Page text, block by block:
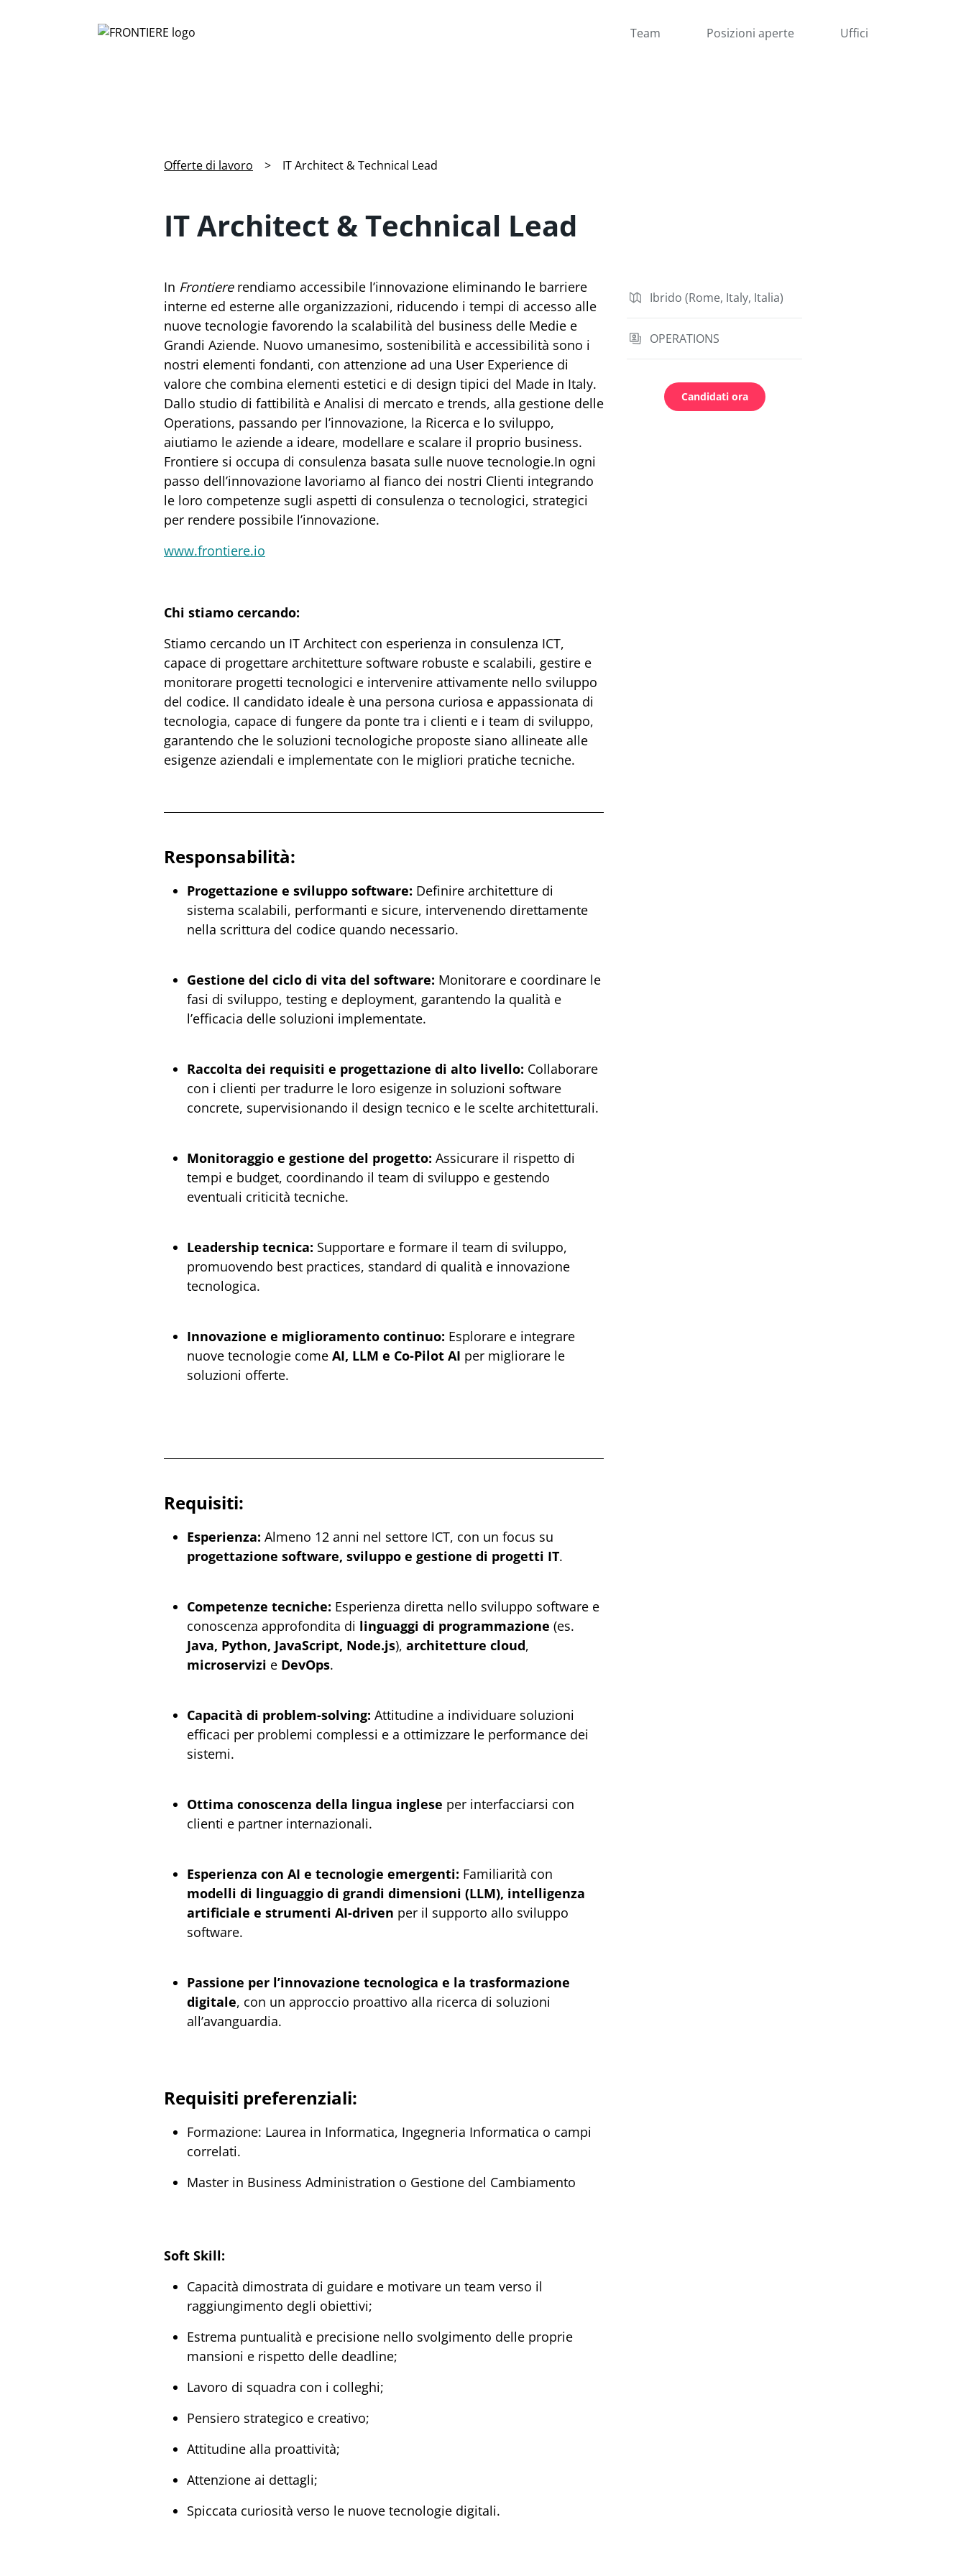
Team Posizioni aperte Uffici
Offerte di lavoro > IT Architect & Technical Lead
IT Architect & Technical Lead
In Frontiererendiamo accessibile l’innovazione eliminando le barriere
interne ed esterne alle organizzazioni, riducendo i tempi di accesso alle
nuove tecnologie favorendo la scalabilità del business delle Medie e
Grandi Aziende. Nuovo umanesimo, sostenibilità e accessibilità sono i
nostri elementi fondanti, con attenzione ad una User Experience di
valore che combina elementi estetici e di design tipici del Made in Italy.
Dallo studio di fattibilità e Analisi di mercato e trends, alla gestione delle
Operations, passando per l’innovazione, la Ricerca e lo sviluppo,
aiutiamo le aziende a ideare, modellare e scalare il proprio business.
Frontiere si occupa di consulenza basata sulle nuove tecnologie.In ogni
passo dell’innovazione lavoriamo al fianco dei nostri Clienti integrando
le loro competenze sugli aspetti di consulenza o tecnologici, strategici
per rendere possibile l’innovazione.
www.frontiere.io
Chi stiamo cercando:
Stiamo cercando un IT Architect con esperienza in consulenza ICT,
capace di progettare architetture software robuste e scalabili, gestire e
monitorare progetti tecnologici e intervenire attivamente nello sviluppo
del codice. Il candidato ideale è una persona curiosa e appassionata di
tecnologia, capace di fungere da ponte tra i clienti e i team di sviluppo,
garantendo che le soluzioni tecnologiche proposte siano allineate alle
esigenze aziendali e implementate con le migliori pratiche tecniche.
Responsabilità:
Progettazione e sviluppo software: Definire architetture di
sistema scalabili, performanti e sicure, intervenendo direttamente
nella scrittura del codice quando necessario.
Gestione del ciclo di vita del software: Monitorare e coordinare le
fasi di sviluppo, testing e deployment, garantendo la qualità e
l’efficacia delle soluzioni implementate.
Raccolta dei requisiti e progettazione di alto livello: Collaborare
con i clienti per tradurre le loro esigenze in soluzioni software
concrete, supervisionando il design tecnico e le scelte architetturali.
Monitoraggio e gestione del progetto: Assicurare il rispetto di
tempi e budget, coordinando il team di sviluppo e gestendo
eventuali criticità tecniche.
Leadership tecnica: Supportare e formare il team di sviluppo,
promuovendo best practices, standard di qualità e innovazione
tecnologica.
Innovazione e miglioramento continuo: Esplorare e integrare
nuove tecnologie come AI, LLM e Co-Pilot AI per migliorare le
soluzioni offerte.
Requisiti:
Esperienza: Almeno 12 anni nel settore ICT, con un focus su
progettazione software, sviluppo e gestione di progetti IT.
Competenze tecniche: Esperienza diretta nello sviluppo software e
conoscenza approfondita di linguaggi di programmazione (es.
Java, Python, JavaScript, Node.js), architetture cloud,
microservizi e DevOps.
Capacità di problem-solving: Attitudine a individuare soluzioni
efficaci per problemi complessi e a ottimizzare le performance dei
sistemi.
Ottima conoscenza della lingua inglese per interfacciarsi con
clienti e partner internazionali.
Esperienza con AI e tecnologie emergenti: Familiarità con
modelli di linguaggio di grandi dimensioni (LLM), intelligenza
artificiale e strumenti AI-driven per il supporto allo sviluppo
software.
Passione per l’innovazione tecnologica e la trasformazione
digitale, con un approccio proattivo alla ricerca di soluzioni
all’avanguardia.
Requisiti preferenziali:
Formazione: Laurea in Informatica, Ingegneria Informatica o campi
correlati.
Master in Business Administration o Gestione del Cambiamento
Soft Skill:
Capacità dimostrata di guidare e motivare un team verso il
raggiungimento degli obiettivi;
Estrema puntualità e precisione nello svolgimento delle proprie
mansioni e rispetto delle deadline;
Lavoro di squadra con i colleghi;
Pensiero strategico e creativo;
Attitudine alla proattività;
Attenzione ai dettagli;
Spiccata curiosità verso le nuove tecnologie digitali.
Ibrido (Rome, Italy, Italia)
OPERATIONS
Candidati ora